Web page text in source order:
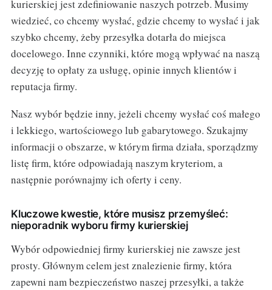
kurierskiej jest zdefiniowanie naszych potrzeb. Musimy
wiedzieć, co chcemy wysłać, gdzie chcemy to wysłać i jak
szybko chcemy, żeby przesyłka dotarła do miejsca
docelowego. Inne czynniki, które mogą wpływać na naszą
decyzję to opłaty za usługę, opinie innych klientów i
reputacja firmy.
Nasz wybór będzie inny, jeżeli chcemy wysłać coś małego
i lekkiego, wartościowego lub gabarytowego. Szukajmy
informacji o obszarze, w którym firma działa, sporządzmy
listę firm, które odpowiadają naszym kryteriom, a
następnie porównajmy ich oferty i ceny.
Kluczowe kwestie, które musisz przemyśleć:
nieporadnik wyboru firmy kurierskiej
Wybór odpowiedniej firmy kurierskiej nie zawsze jest
prosty. Głównym celem jest znalezienie firmy, która
zapewni nam bezpieczeństwo naszej przesyłki, a także